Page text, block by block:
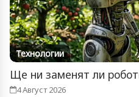
Технологии
Ще ни заменят ли
4 Август 2026